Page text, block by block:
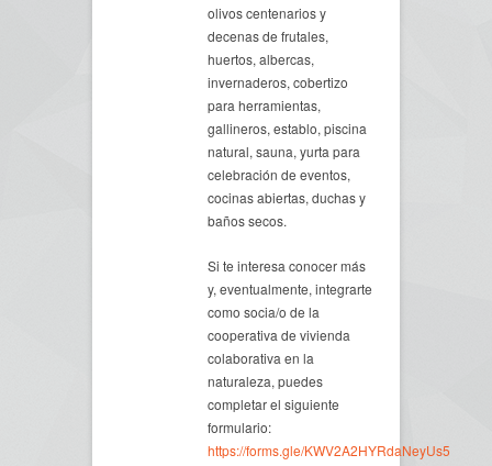
olivos centenarios y
decenas de frutales,
huertos, albercas,
invernaderos, cobertizo
para herramientas,
gallineros, establo, piscina
natural, sauna, yurta para
celebración de eventos,
cocinas abiertas, duchas y
baños secos.
Si te interesa conocer más
y, eventualmente, integrarte
como socia/o de la
cooperativa de vivienda
colaborativa en la
naturaleza, puedes
completar el siguiente
formulario:
https://forms.gle/KWV2A2HYRdaNeyUs5